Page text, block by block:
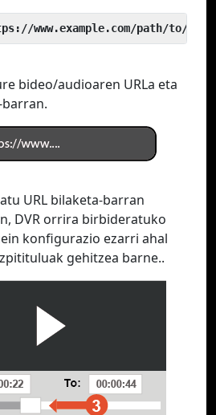
www.example.com/path/to/
bideo/audioaren URLa eta
URL bilaketa-barran
DVR orrira birbideratuko
konfigurazio ezarri ahal
gehitzea barne..